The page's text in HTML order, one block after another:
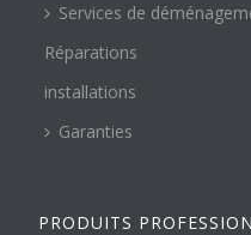
Services de
Réparations
installations
Garanties
PRODUITS